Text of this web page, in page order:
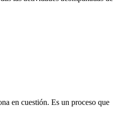
en cuestión. Es un proceso que